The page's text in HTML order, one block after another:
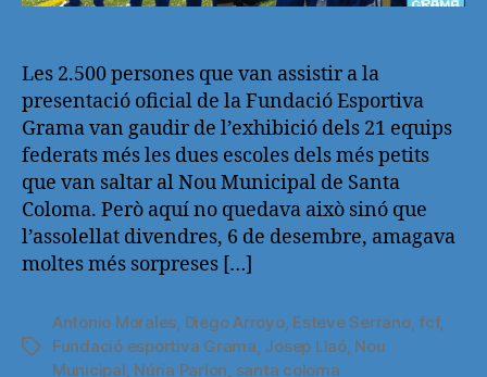
Les 2.500 persones que van assistir a la
presentació oficial de la Fundació Esportiva
Grama van gaudir de l’exhibició dels 21 equips
federats més les dues escoles dels més petits
que van saltar al Nou Municipal de Santa
Coloma. Però aquí no quedava això sinó que
l’assolellat divendres, 6 de desembre, amagava
moltes més sorpreses […]
Etiquetas
Antonio Morales Diego Arroyo, Esteve Serrano, fcf,
Fundació esportiva Grama Josep Llaó, Nou
Municipal Núria Parlon santa coloma